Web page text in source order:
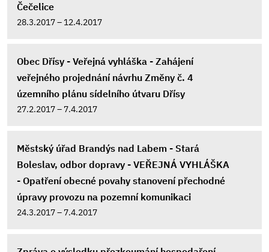
Čečelice
28.3.2017 – 12.4.2017
Obec Dřísy - Veřejná vyhláška - Zahájení
veřejného projednání návrhu Změny č. 4
územního plánu sídelního útvaru Dřísy
27.2.2017 – 7.4.2017
Městský úřad Brandýs nad Labem - Stará
Boleslav, odbor dopravy - VEŘEJNÁ VYHLÁŠKA
- Opatření obecné povahy stanovení přechodné
úpravy provozu na pozemní komunikaci
24.3.2017 – 7.4.2017